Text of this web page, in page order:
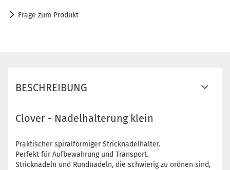
Frage zum Produkt
BESCHREIBUNG
Clover - Nadelhalterung klein
Praktischer spiralförmiger Stricknadelhalter.
Perfekt für Aufbewahrung und Transport.
Stricknadeln und Rundnadeln, die schwierig zu ordnen sind,